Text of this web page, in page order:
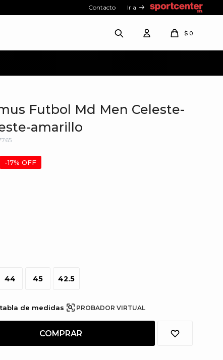
$ 0
Contacto Ir a
Futbol Md Men Celeste-
amarillo
17
44 45 42.5
de medidas PROBADOR VIRTUAL
COMPRAR